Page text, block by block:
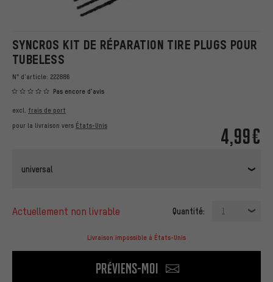
SYNCROS KIT DE RÉPARATION TIRE PLUGS POUR
TUBELESS
N° d'article: 222886
Pas encore d'avis
4,99€
excl. frais de port
pour la livraison vers États-Unis
universal
actuellement non livrable Quantité: 1
Livraison impossible à États-Unis
Préviens-moi